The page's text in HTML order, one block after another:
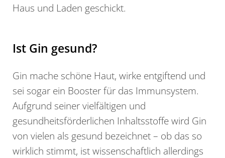
Haus und Laden geschickt.
Ist Gin gesund?
Gin mache schöne Haut, wirke entgiftend und
sei sogar ein Booster für das Immunsystem.
Aufgrund seiner vielfältigen und
gesundheitsförderlichen Inhaltsstoffe wird Gin
von vielen als gesund bezeichnet – ob das so
wirklich stimmt, ist wissenschaftlich allerdings